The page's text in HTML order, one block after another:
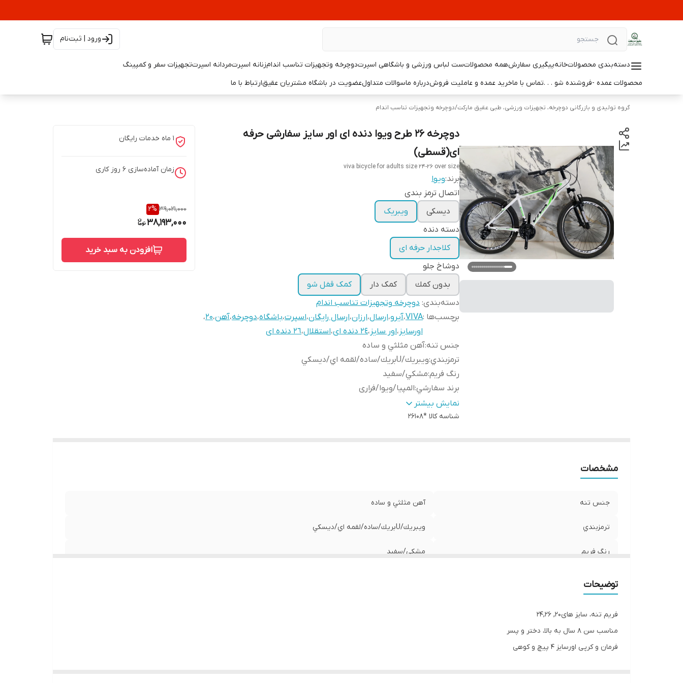
ورود | ثبت‌نام
دسته‌بندی محصولاتخانهپیگیری سفارشهمه محصولاتست لباس ورزشی و باشگاهی اسپرتدوچرخه وتجهیزات تناسب اندامزنانه اسپرتمردانه اسپرتتجهیزات سفر و کمپینگ
محصولات عمده -فروشنده شو . . .تماس با ماخرید عمده و عاملیت فروشدرباره ماسوالات متداولعضویت در باشگاه مشتریان عقیقارتباط با ما
گروه تولیدی و بازرگانی دوچرخه، تجهیزات ورزشی، طبی عقیق مارکت/دوچرخه وتجهیزات تناسب اندام
دوچرخه 26 طرح ویوا دنده ای اور سایز سفارشی حرفه
ای(قسطی)
viva bicycle for adults size 24-26 over size
برند:ویوا
اتصال ترمز بندی
دیسکی
ویبریک
دسته دنده
کلاجدار حرفه ای
دوشاخ جلو
بدون كمك
کمک دار
کمک قفل شو
دسته‌بندی: دوچرخه وتجهیزات تناسب اندام
برچسب‌ها :VIVA،آیرو،ارسال،ارزان،ارسال رایگان،اسپرت،باشگاه،دوچرخه،آهن،20،
اورسایز ،اور سایز ،٢٤ دنده ای ،استقلال،٢٦ دنده ای
جنس تنه:آهن مثلثي و ساده
ترمزبندي:ويبريك/Uبريك/ساده/لقمه اي/ديسكي
رنگ فریم:مشكي/سفيد
برند سفارشي:المپيا/ويوا/فراری
لاستيك :ساده/استپ دار/گل 175 طرح ابريشمي
طوقه: پهن/ دوجداره/ضد تاب
نمایش بیشتر
شناسه کالا *26108
١ ماه خدمات رایگان
زمان آماده‌سازی 6 روز کاری
39,021,000
2%
38,193,000
افزودن به سبد خرید
مشخصات
جنس تنه آهن مثلثي و ساده
ترمزبندي ويبريك/Uبريك/ساده/لقمه اي/ديسكي
رنگ فریم مشكي/سفيد
توضیحات
فریم تنه، سایز های20, 24,26
مناسب سن ٨ سال به بالا، دختر و پسر
فرمان و کر‌پی اورسایز ۴ پیچ و کوهی